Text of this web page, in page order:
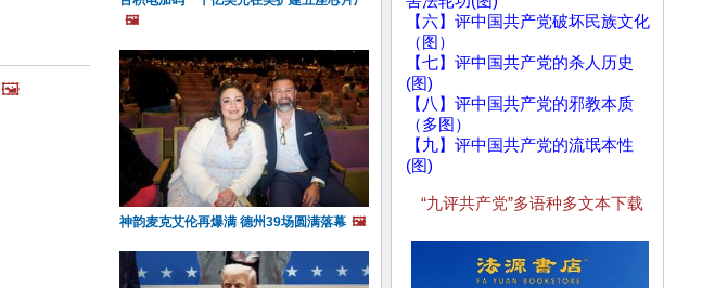
🖼️
🖼️
神韵麦克艾伦再爆满 德州39场圆满落幕 🖼️
【六】评中国共产党破坏民族文化
（图）
【七】评中国共产党的杀人历史
(图)
【八】评中国共产党的邪教本质
（多图）
【九】评中国共产党的流氓本性
(图)
“九评共产党”多语种多文本下载